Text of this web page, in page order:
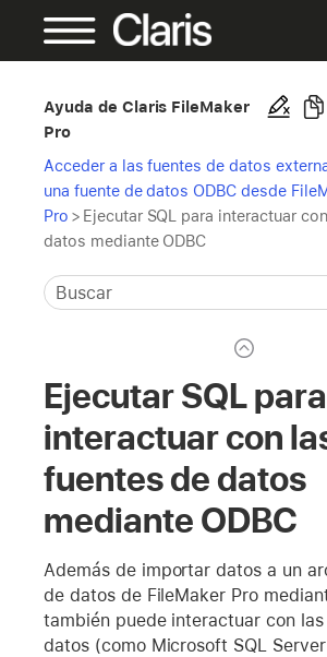
Ayuda de Claris FileMaker
Pro
Acceder a las fuentes de datos
una fuente de datos ODBC desde
Pro > Ejecutar SQL para interactuar
datos mediante ODBC
Ejecutar SQL para
interactuar con
fuentes de datos
mediante ODBC
Además de importar datos a un
de datos de FileMaker Pro
también puede interactuar con
datos (como Microsoft SQL